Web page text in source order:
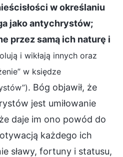
w określaniu
jako antychrystów;
przez samą ich naturę i
i wikłają innych oraz
w księdze
. Bóg objawił, że
jest umiłowanie
daje im ono powód do
każdego ich
sławy, fortuny i statusu,